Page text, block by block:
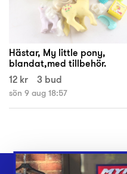
Hästar, My little pony,
blandat,med tillbehör.
12 kr
3 bud
sön 9 aug 18:57